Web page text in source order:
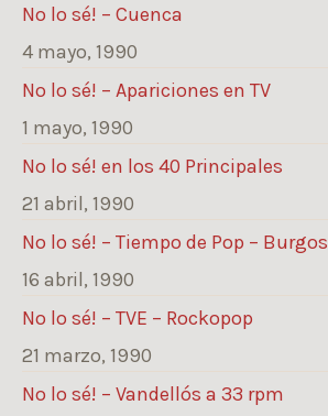
No lo sé! – Cuenca
4 mayo, 1990
No lo sé! – Apariciones en TV
1 mayo, 1990
No lo sé! en los 40 Principales
21 abril, 1990
No lo sé! – Tiempo de Pop – Burgos
16 abril, 1990
No lo sé! – TVE – Rockopop
21 marzo, 1990
No lo sé! – Vandellós a 33 rpm